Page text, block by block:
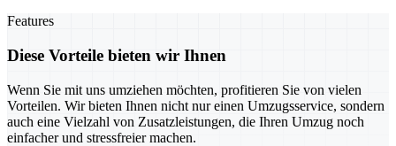
Features
Diese Vorteile bieten wir Ihnen
Wenn Sie mit uns umziehen möchten, profitieren Sie von vielen
Vorteilen. Wir bieten Ihnen nicht nur einen Umzugsservice, sondern
auch eine Vielzahl von Zusatzleistungen, die Ihren Umzug noch
einfacher und stressfreier machen.